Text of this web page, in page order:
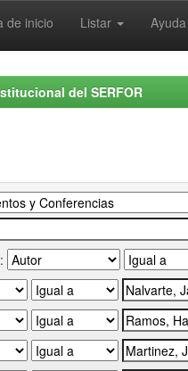
de inicio Listar Ayuda
del SERFOR